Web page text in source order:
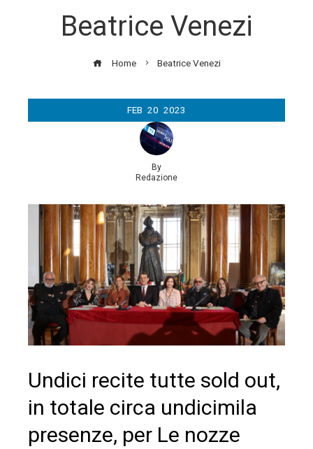
Beatrice Venezi
Home Beatrice Venezi
FEB 20 2023
By
Redazione
Undici recite tutte sold out,
in totale circa undicimila
presenze, per Le nozze